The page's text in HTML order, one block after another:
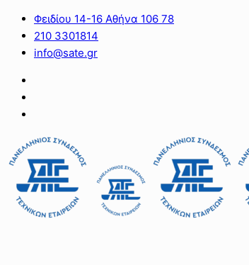
Φειδίου 14-16 Αθήνα 106 78
210 3301814
info@sate.gr